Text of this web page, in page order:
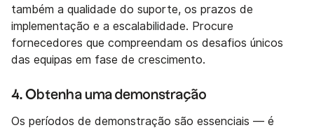
também a qualidade do suporte, os prazos de
implementação e a escalabilidade. Procure
fornecedores que compreendam os desafios únicos
das equipas em fase de crescimento.
4. Obtenha uma demonstração
Os períodos de demonstração são essenciais — é